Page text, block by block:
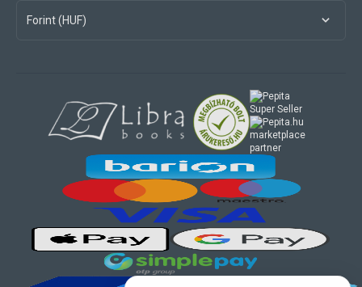
Forint (HUF)
marketplace
partner